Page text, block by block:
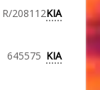
R/208112KIA
645575 KIA